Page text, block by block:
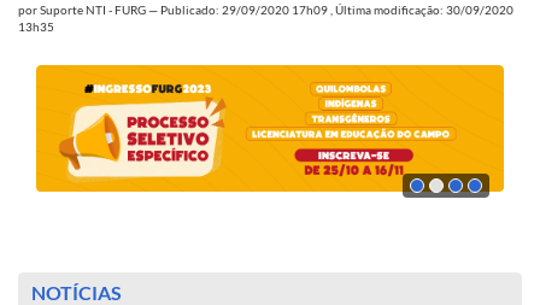
porSuporte NTI - FURG— Publicado: 29/09/2020 17h09 Última modificação: 30/09/2020
13h35
NOTÍCIAS